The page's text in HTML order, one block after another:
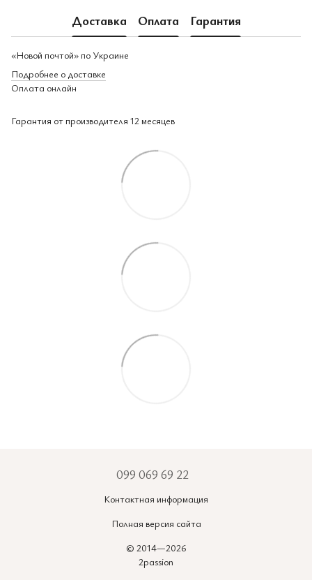
Доставка Оплата Гарантия
«Новой почтой» по Украине
Подробнее о доставке
Оплата онлайн
Гарантия от производителя 12 месяцев
099 069 69 22
Контактная информация
Полная версия сайта
© 2014—2026
2passion